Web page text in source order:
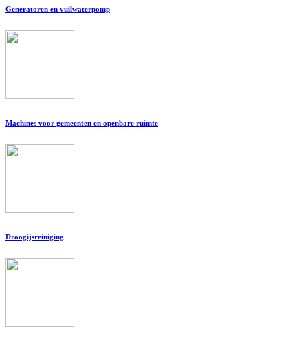
Generatoren en vuilwaterpomp
Machines voor gemeenten en openbare ruimte
Droogijsreiniging